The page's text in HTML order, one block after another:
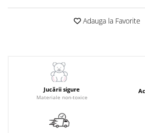
Adauga la Favorite
Jucării sigure
Materiale non-toxice